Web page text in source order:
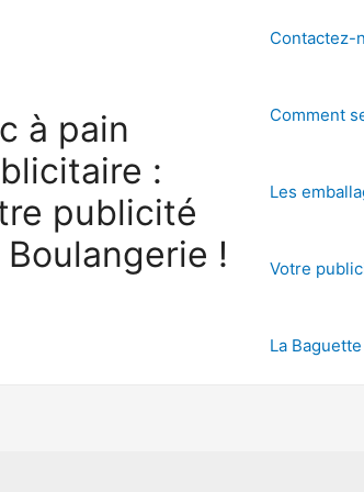
à pain
:
publicité
Boulangerie !
Contactez-
Comment
Les
Votre
La